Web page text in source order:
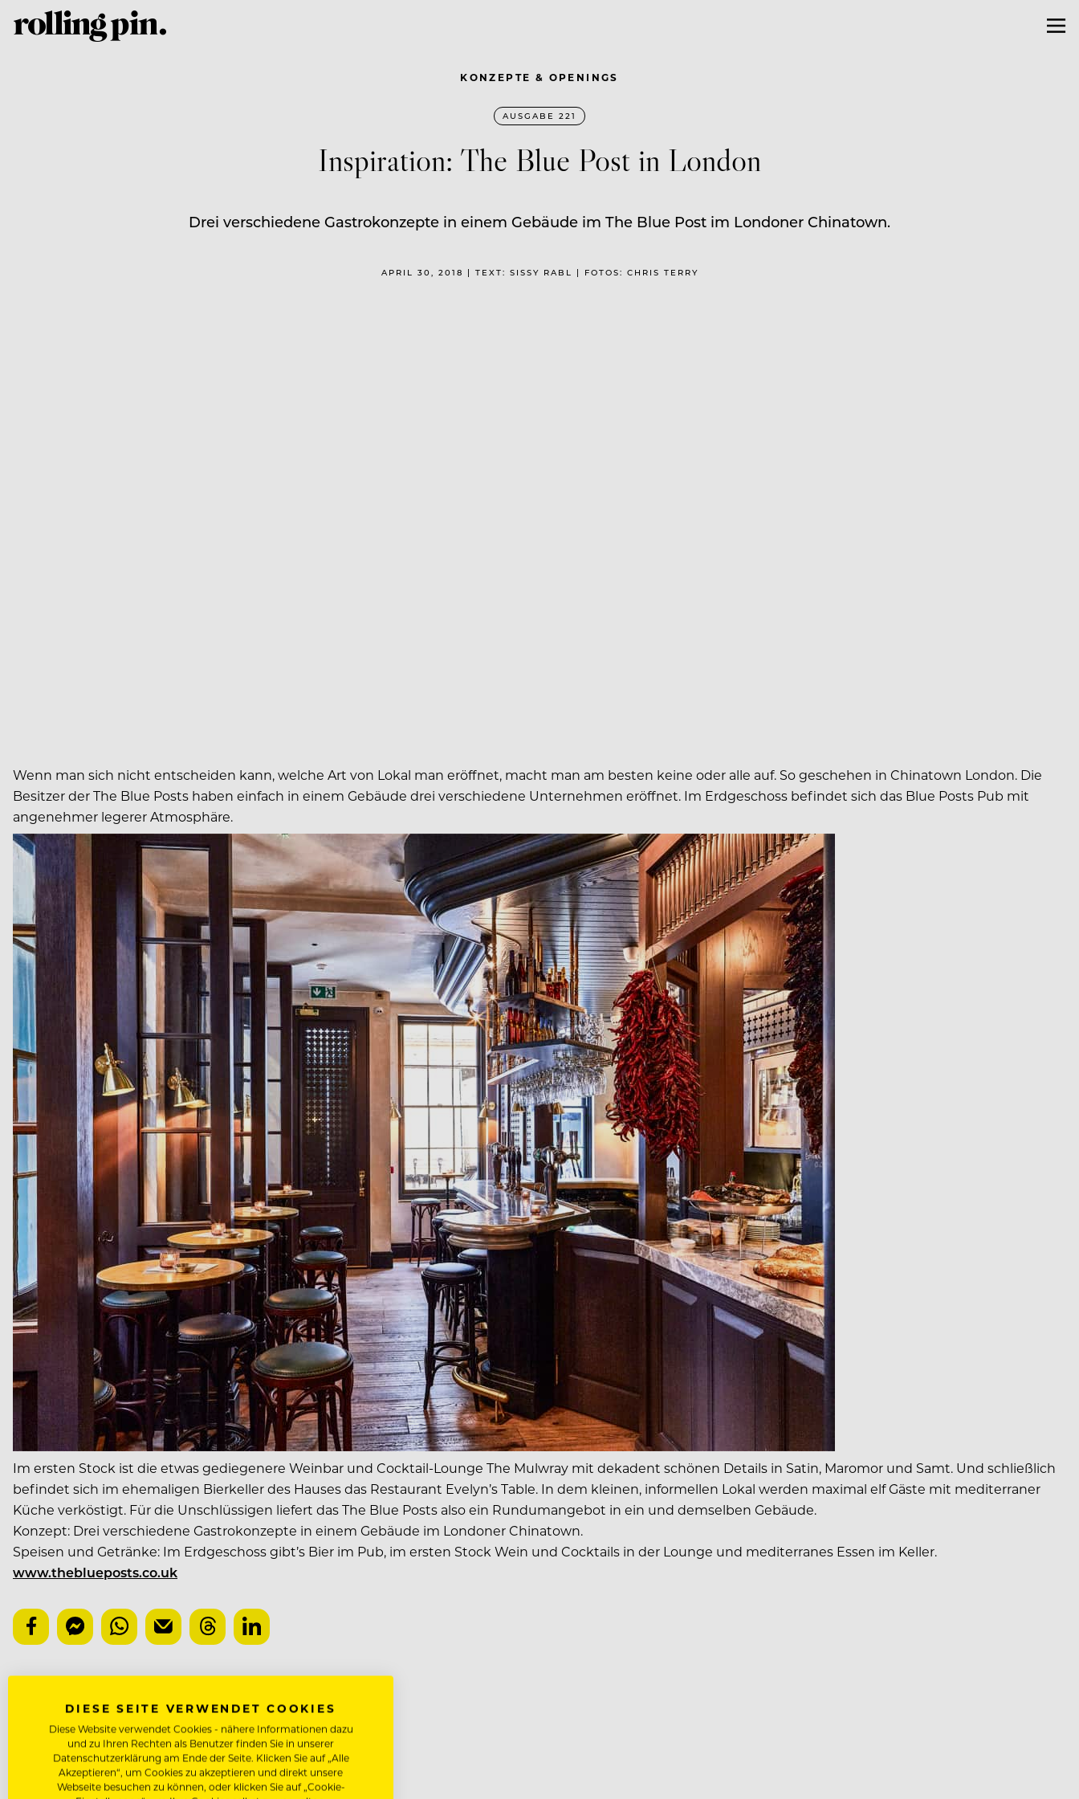
KONZEPTE & OPENINGS
AUSGABE 221
Inspiration: The Blue Post in London
Drei verschiedene Gastrokonzepte in einem Gebäude im The Blue Post im Londoner Chinatown.
APRIL 30, 2018 | TEXT: SISSY RABL | FOTOS: CHRIS TERRY
Wenn man sich nicht entscheiden kann, welche Art von Lokal man eröffnet, macht man am besten keine oder alle auf. So geschehen in Chinatown London. Die
Besitzer der The Blue Posts haben einfach in einem Gebäude drei verschiedene Unternehmen eröffnet. Im Erdgeschoss befindet sich das Blue Posts Pub mit
angenehmer legerer Atmosphäre.
Im ersten Stock ist die etwas gediegenere Weinbar und Cocktail-Lounge The Mulwray mit dekadent schönen Details in Satin, Maromor und Samt. Und schließlich
befindet sich im ehemaligen Bierkeller des Hauses das Restaurant Evelyn’s Table. In dem kleinen, informellen Lokal werden maximal elf Gäste mit mediterraner
Küche verköstigt. Für die Unschlüssigen liefert das The Blue Posts also ein Rundumangebot in ein und demselben Gebäude.
Konzept: Drei verschiedene Gastrokonzepte in einem Gebäude im Londoner Chinatown.
Speisen und Getränke: Im Erdgeschoss gibt’s Bier im Pub, im ersten Stock Wein und Cocktails in der Lounge und mediterranes Essen im Keller.
www.theblueposts.co.uk
VORHERIGER ARTIKEL
DIESE SEITE VERWENDET COOKIES
Diese Website verwendet Cookies - nähere Informationen dazu
und zu Ihren Rechten als Benutzer finden Sie in unserer
Datenschutzerklärung am Ende der Seite. Klicken Sie auf „Alle
Akzeptieren“, um Cookies zu akzeptieren und direkt unsere
Webseite besuchen zu können, oder klicken Sie auf „Cookie-